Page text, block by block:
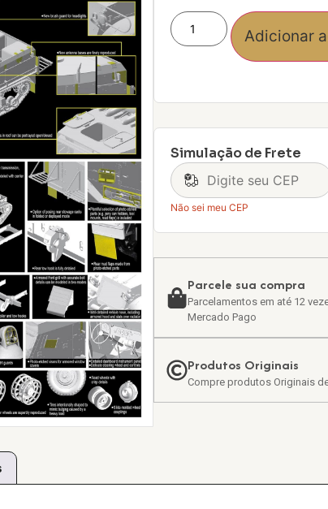
Adicionar
Simulação de Frete
Não sei meu CEP
Parcele sua compra
Parcelamentos em até 12
Mercado Pago
Produtos Originais
Compre produtos Originais